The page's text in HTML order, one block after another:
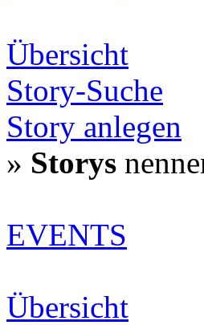
Übersicht
Story-Suche
Story anlegen
» Storys
EVENTS
Übersicht